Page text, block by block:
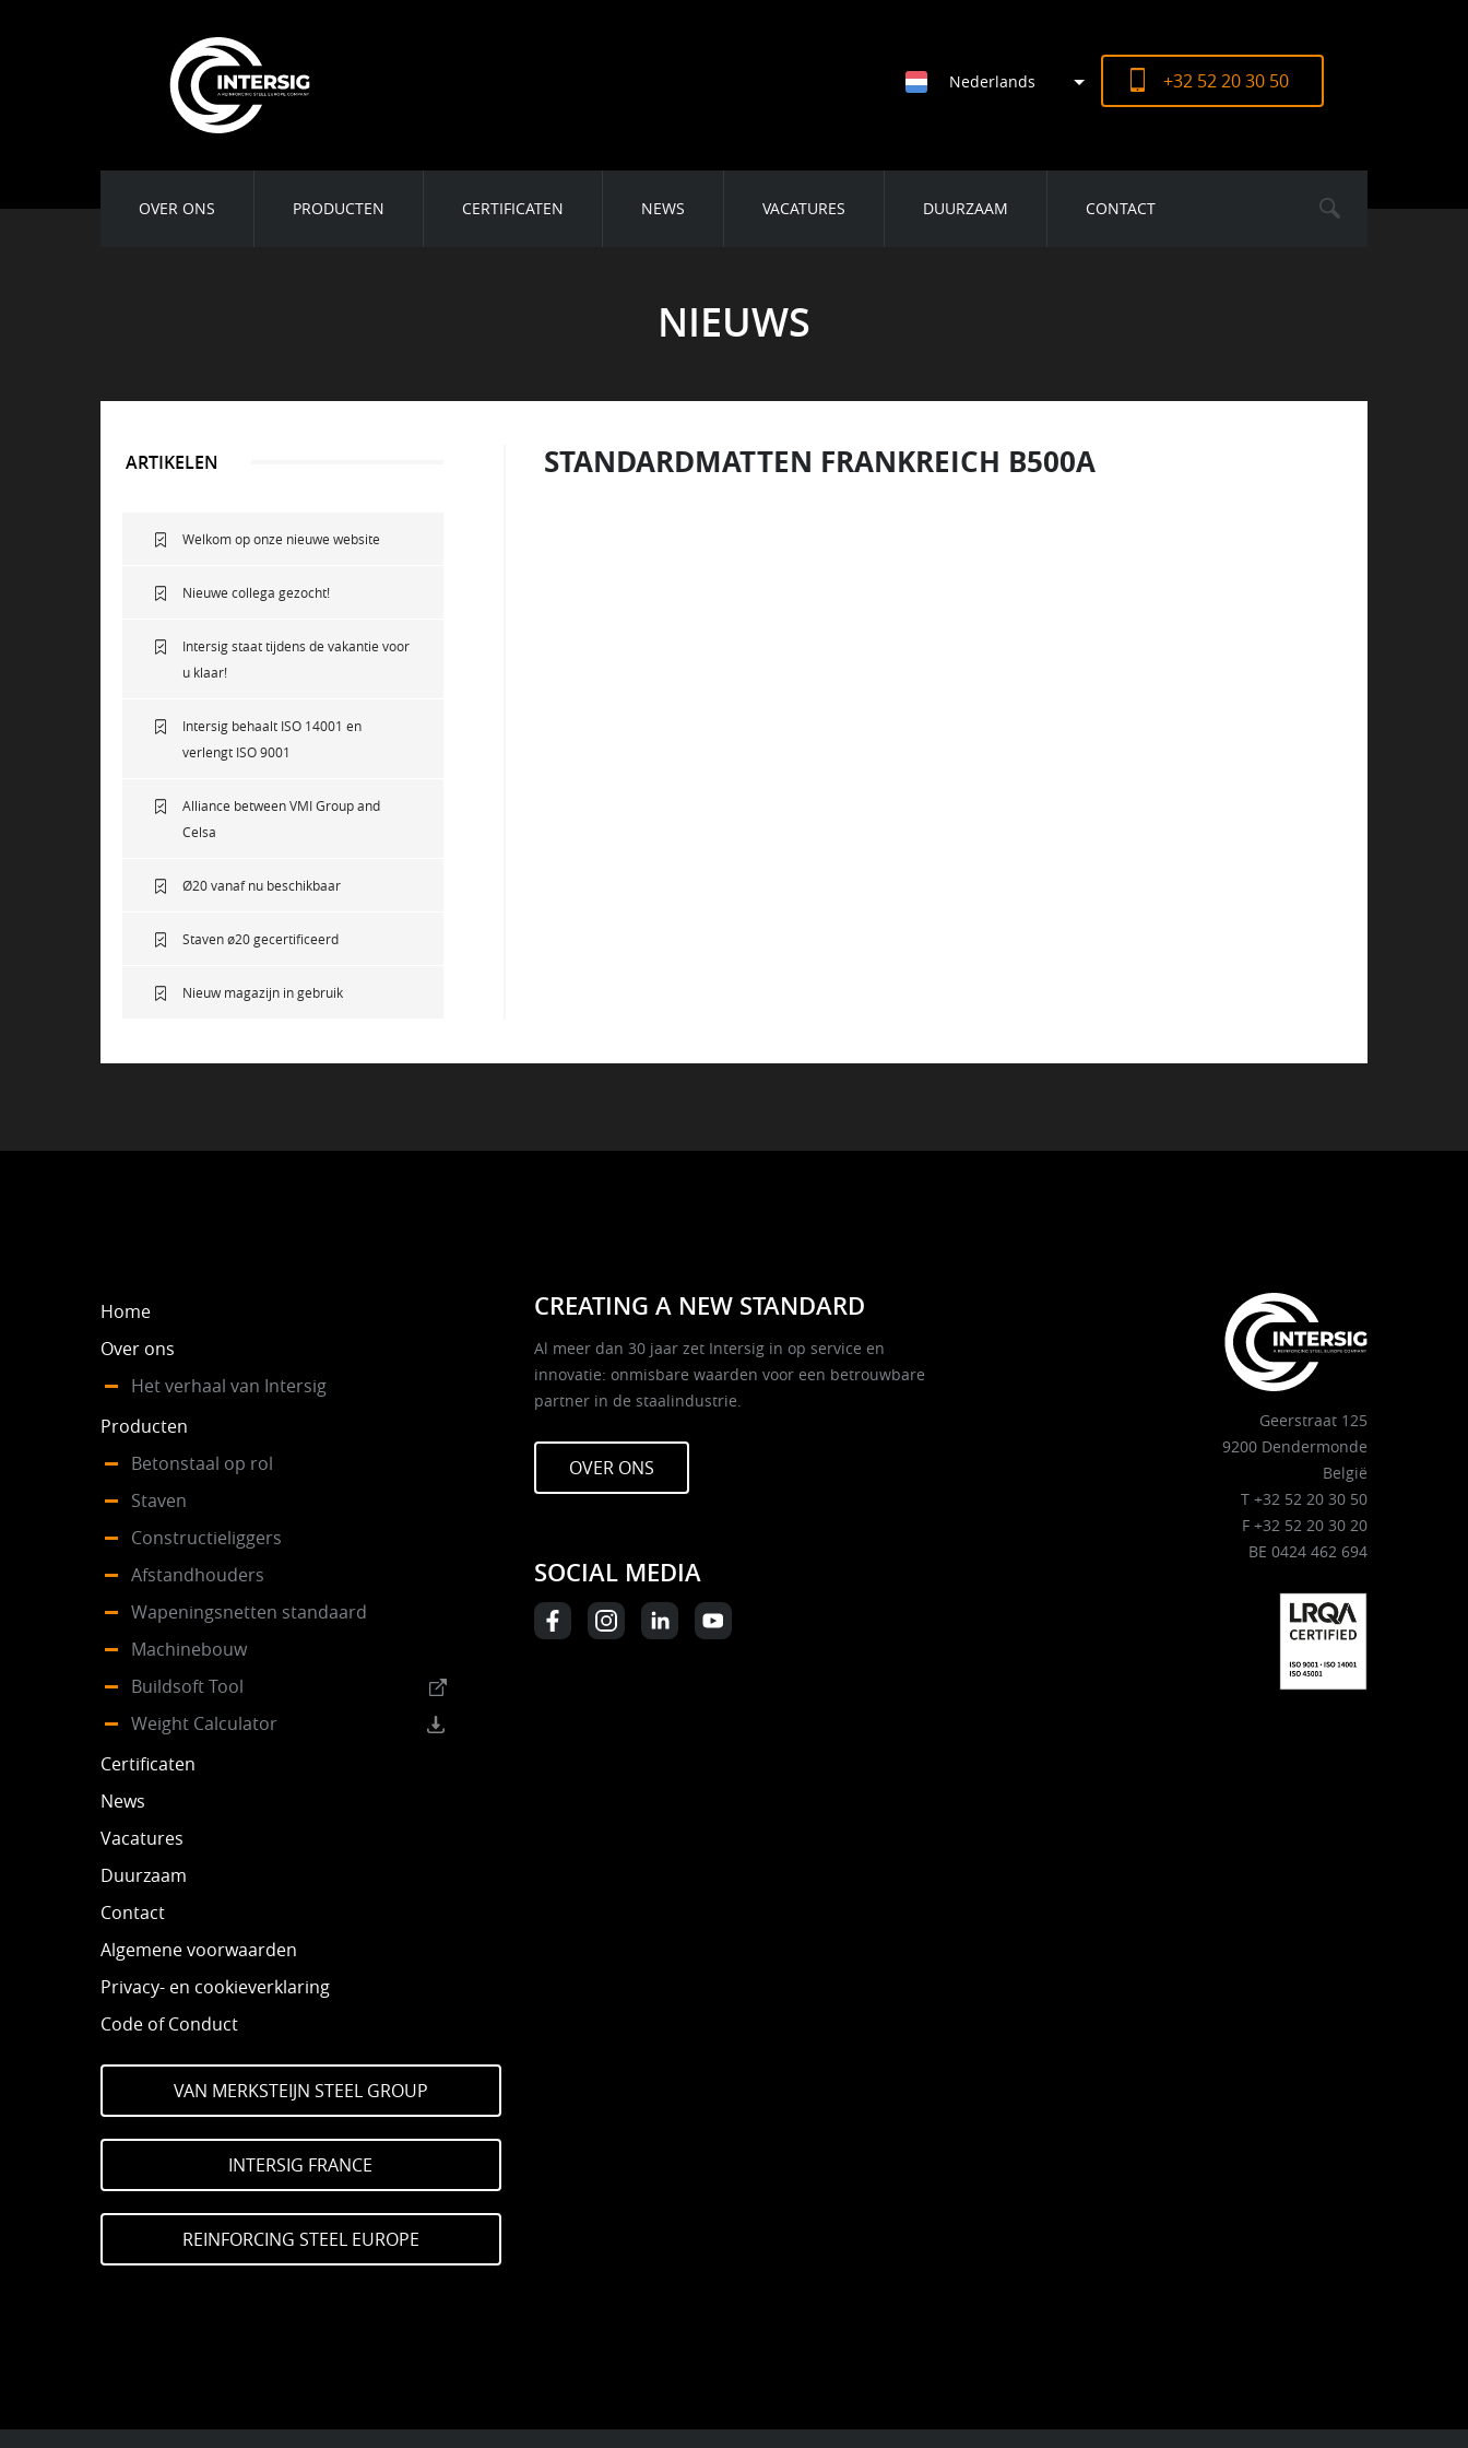
+32 52 20 30 50
Nederlands
OVER ONS PRODUCTEN CERTIFICATEN NEWS VACATURES DUURZAAM CONTACT
NIEUWS
ARTIKELEN
Welkom op onze nieuwe website
Nieuwe collega gezocht!
Intersig staat tijdens de vakantie voor
u klaar!
Intersig behaalt ISO 14001 en
verlengt ISO 9001
Alliance between VMI Group and
Celsa
Ø20 vanaf nu beschikbaar
Staven ø20 gecertificeerd
Nieuw magazijn in gebruik
STANDARDMATTEN FRANKREICH B500A
Home
Over ons
Het verhaal van Intersig
Producten
Betonstaal op rol
Staven
Constructieliggers
Afstandhouders
Wapeningsnetten standaard
Machinebouw
Buildsoft Tool
Weight Calculator
Certificaten
News
Vacatures
Duurzaam
Contact
Algemene voorwaarden
Privacy- en cookieverklaring
Code of Conduct
VAN MERKSTEIJN STEEL GROUP
INTERSIG FRANCE
REINFORCING STEEL EUROPE
CREATING A NEW STANDARD
Al meer dan 30 jaar zet Intersig in op service en
innovatie: onmisbare waarden voor een betrouwbare
partner in de staalindustrie.
OVER ONS
SOCIAL MEDIA
Geerstraat 125
9200 Dendermonde
België
T +32 52 20 30 50
F +32 52 20 30 20
BE 0424 462 694